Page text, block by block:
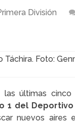
División
Foto:
últimas cinco
1 del Deportivo
nuevos aires